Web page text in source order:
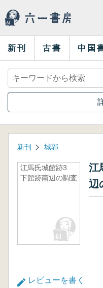
新刊 古書 中国
新刊 城郭
江馬氏城館跡3
下館跡南辺の調査
江
辺
レビューを書く